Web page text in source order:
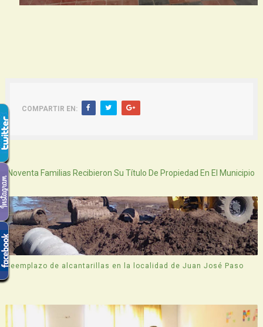
COMPARTIR EN:
Noventa Familias Recibieron Su Título De Propiedad En El Municipio
Reemplazo de alcantarillas en la localidad de Juan José Paso